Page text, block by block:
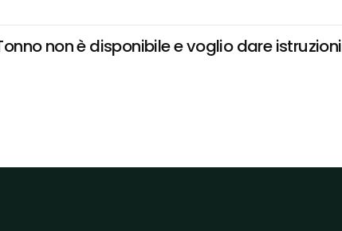
non è disponibile e voglio dare istruzioni